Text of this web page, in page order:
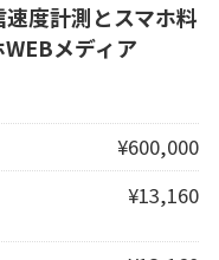
度計測とスマホ料
メディア
¥600,000
¥13,160